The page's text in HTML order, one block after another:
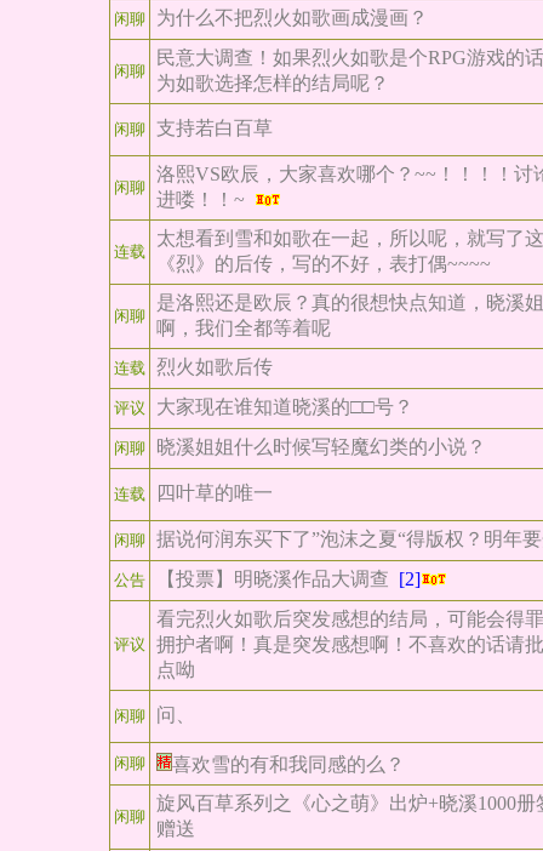
闲聊 为什么不把烈火如歌画成漫画？
闲聊
民意大调查！如果烈火如歌是个RPG游戏的
为如歌选择怎样的结局呢？
闲聊 支持若白百草
闲聊
洛熙VS欧辰，大家喜欢哪个？~~！！！！讨
进喽！！~
连载
太想看到雪和如歌在一起，所以呢，就写了
《烈》的后传，写的不好，表打偶~~~~
闲聊
是洛熙还是欧辰？真的很想快点知道，晓溪
啊，我们全都等着呢
连载 烈火如歌后传
评议 大家现在谁知道晓溪的□□号？
闲聊 晓溪姐姐什么时候写轻魔幻类的小说？
连载 四叶草的唯一
闲聊 据说何润东买下了”泡沫之夏“得版权？明年
公告 【投票】明晓溪作品大调查 [2]
评议
看完烈火如歌后突发感想的结局，可能会得
拥护者啊！真是突发感想啊！不喜欢的话请
点呦
闲聊 问、
闲聊 喜欢雪的有和我同感的么？
闲聊
旋风百草系列之《心之萌》出炉+晓溪1000册
赠送